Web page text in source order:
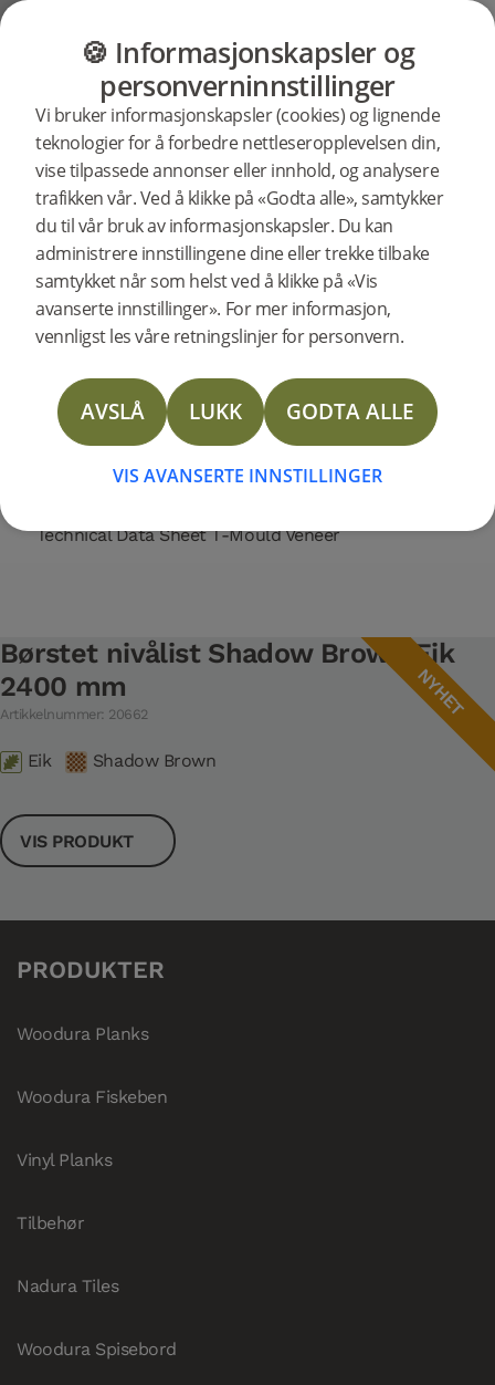
GULV MØBLER PRODUKTER
🍪 Informasjonskapsler og
personverninnstillinger
Vi bruker informasjonskapsler (cookies) og lignende
teknologier for å forbedre nettleseropplevelsen din,
vise tilpassede annonser eller innhold, og analysere
trafikken vår. Ved å klikke på «Godta alle», samtykker
du til vår bruk av informasjonskapsler. Du kan
administrere innstillingene dine eller trekke tilbake
samtykket når som helst ved å klikke på «Vis
avanserte innstillinger». For mer informasjon,
vennligst les våre retningslinjer for personvern.
AVSLÅ LUKK GODTA ALLE
VIS AVANSERTE INNSTILLINGER
Søkestøtte
etter
spesifikke
produkter
20662 Børstet nivålist Shadow Brown Eik 2400 mm
Brukerstøtte Produktstøtte Gulvlister
Børstet nivålist Shadow Brown Eik
2400 mm støtte
Technical Data Sheet Reducer
Technical Data Sheet T-mould
Technical Data Sheet Moulding Solid oak
Technical Data Sheet Reducer Veneer
Technical Data Sheet T-Mould Veneer
NYHET
Børstet nivålist Shadow Brown Eik
2400 mm
Artikkelnummer: 20662
Eik Shadow Brown
VIS PRODUKT
PRODUKTER
Woodura Planks
Woodura Fiskeben
Vinyl Planks
Tilbehør
Nadura Tiles
Woodura Spisebord